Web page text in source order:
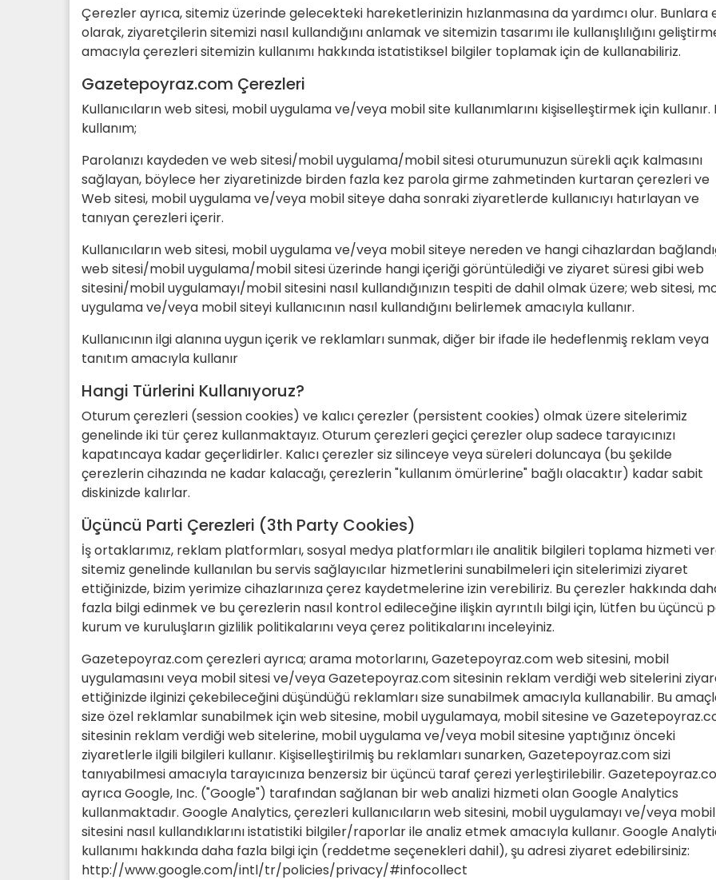
Çerezler ayrıca, sitemiz üzerinde gelecekteki hareketlerinizin hızlanmasına da yardımcı olur. Bunlara
olarak, ziyaretçilerin sitemizi nasıl kullandığını anlamak ve sitemizin tasarımı ile kullanışlılığını
amacıyla çerezleri sitemizin kullanımı hakkında istatistiksel bilgiler toplamak için de kullanabiliriz.
Gazetepoyraz.com Çerezleri
Kullanıcıların web sitesi, mobil uygulama ve/veya mobil site kullanımlarını kişiselleştirmek için kullanır.
kullanım;
Parolanızı kaydeden ve web sitesi/mobil uygulama/mobil sitesi oturumunuzun sürekli açık kalmasını
sağlayan, böylece her ziyaretinizde birden fazla kez parola girme zahmetinden kurtaran çerezleri ve
Web sitesi, mobil uygulama ve/veya mobil siteye daha sonraki ziyaretlerde kullanıcıyı hatırlayan ve
tanıyan çerezleri içerir.
Kullanıcıların web sitesi, mobil uygulama ve/veya mobil siteye nereden ve hangi cihazlardan
web sitesi/mobil uygulama/mobil sitesi üzerinde hangi içeriği görüntülediği ve ziyaret süresi gibi web
sitesini/mobil uygulamayı/mobil sitesini nasıl kullandığınızın tespiti de dahil olmak üzere; web sitesi,
uygulama ve/veya mobil siteyi kullanıcının nasıl kullandığını belirlemek amacıyla kullanır.
Kullanıcının ilgi alanına uygun içerik ve reklamları sunmak, diğer bir ifade ile hedeflenmiş reklam veya
tanıtım amacıyla kullanır
Hangi Türlerini Kullanıyoruz?
Oturum çerezleri (session cookies) ve kalıcı çerezler (persistent cookies) olmak üzere sitelerimiz
genelinde iki tür çerez kullanmaktayız. Oturum çerezleri geçici çerezler olup sadece tarayıcınızı
kapatıncaya kadar geçerlidirler. Kalıcı çerezler siz silinceye veya süreleri doluncaya (bu şekilde
çerezlerin cihazında ne kadar kalacağı, çerezlerin "kullanım ömürlerine" bağlı olacaktır) kadar sabit
diskinizde kalırlar.
Üçüncü Parti Çerezleri (3th Party Cookies)
İş ortaklarımız, reklam platformları, sosyal medya platformları ile analitik bilgileri toplama hizmeti
sitemiz genelinde kullanılan bu servis sağlayıcılar hizmetlerini sunabilmeleri için sitelerimizi ziyaret
ettiğinizde, bizim yerimize cihazlarınıza çerez kaydetmelerine izin verebiliriz. Bu çerezler hakkında
fazla bilgi edinmek ve bu çerezlerin nasıl kontrol edileceğine ilişkin ayrıntılı bilgi için, lütfen bu üçüncü
kurum ve kuruluşların gizlilik politikalarını veya çerez politikalarını inceleyiniz.
Gazetepoyraz.com çerezleri ayrıca; arama motorlarını, Gazetepoyraz.com web sitesini, mobil
uygulamasını veya mobil sitesi ve/veya Gazetepoyraz.com sitesinin reklam verdiği web sitelerini
ettiğinizde ilginizi çekebileceğini düşündüğü reklamları size sunabilmek amacıyla kullanabilir. Bu
size özel reklamlar sunabilmek için web sitesine, mobil uygulamaya, mobil sitesine ve
sitesinin reklam verdiği web sitelerine, mobil uygulama ve/veya mobil sitesine yaptığınız önceki
ziyaretlerle ilgili bilgileri kullanır. Kişiselleştirilmiş bu reklamları sunarken, Gazetepoyraz.com sizi
tanıyabilmesi amacıyla tarayıcınıza benzersiz bir üçüncü taraf çerezi yerleştirilebilir.
ayrıca Google, Inc. ("Google") tarafından sağlanan bir web analizi hizmeti olan Google Analytics
kullanmaktadır. Google Analytics, çerezleri kullanıcıların web sitesini, mobil uygulamayı ve/veya mobil
sitesini nasıl kullandıklarını istatistiki bilgiler/raporlar ile analiz etmek amacıyla kullanır. Google
kullanımı hakkında daha fazla bilgi için (reddetme seçenekleri dahil), şu adresi ziyaret edebilirsiniz:
http://www.google.com/intl/tr/policies/privacy/#infocollect